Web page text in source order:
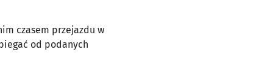
czasem przejazdu w
od podanych